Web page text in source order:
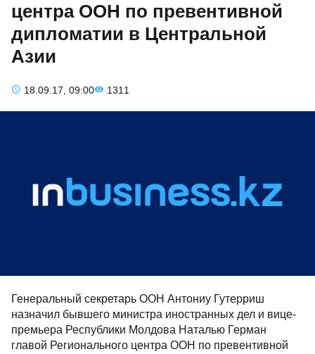
центра ООН по превентивной
дипломатии в Центральной
Азии
18.09.17, 09:00 1311
Генеральный секретарь ООН Антониу Гутерриш
назначил бывшего министра иностранных дел и вице-
премьера Республики Молдова Наталью Герман
главой Регионального центра ООН по превентивной